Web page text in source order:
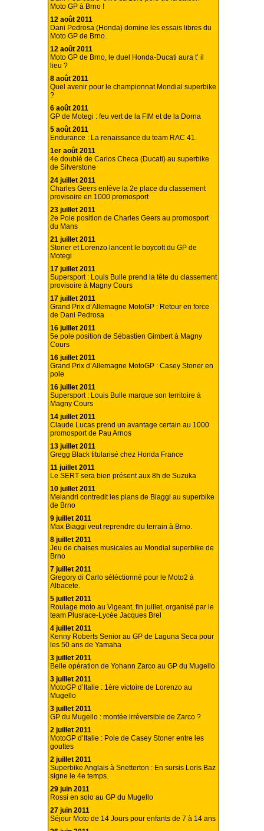
Moto GP à Brno !
12 août 2011
Dani Pedrosa (Honda) domine les essais libres du
Moto GP de Brno.
12 août 2011
Moto GP de Brno, le duel Honda-Ducati aura t’ il
lieu ?
8 août 2011
Quel avenir pour le championnat Mondial superbike
?
6 août 2011
GP de Motegi : feu vert de la FIM et de la Dorna
5 août 2011
Endurance : La renaissance du team RAC 41.
1er août 2011
4e doublé de Carlos Checa (Ducati) au superbike
de Silverstone
24 juillet 2011
Charles Geers enlève la 2e place du classement
provisoire en 1000 promosport
23 juillet 2011
2e Pole position de Charles Geers au promosport
du Mans
21 juillet 2011
Stoner et Lorenzo lancent le boycott du GP de
Motegi
17 juillet 2011
Supersport : Louis Bulle prend la tête du classement
provisoire à Magny Cours
17 juillet 2011
Grand Prix d’Allemagne MotoGP : Retour en force
de Dani Pedrosa
16 juillet 2011
5e pole position de Sébastien Gimbert à Magny
Cours
16 juillet 2011
Grand Prix d’Allemagne MotoGP : Casey Stoner en
pole
16 juillet 2011
Supersport : Louis Bulle marque son territoire à
Magny Cours
14 juillet 2011
Claude Lucas prend un avantage certain au 1000
promosport de Pau Arnos
13 juillet 2011
Gregg Black titularisé chez Honda France
11 juillet 2011
Le SERT sera bien présent aux 8h de Suzuka
10 juillet 2011
Melandri contredit les plans de Biaggi au superbike
de Brno
9 juillet 2011
Max Biaggi veut reprendre du terrain à Brno.
8 juillet 2011
Jeu de chaises musicales au Mondial superbike de
Brno
7 juillet 2011
Gregory di Carlo séléctionné pour le Moto2 à
Albacete.
5 juillet 2011
Roulage moto au Vigeant, fin juillet, organisé par le
team Plusrace-Lycée Jacques Brel
4 juillet 2011
Kenny Roberts Senior au GP de Laguna Seca pour
les 50 ans de Yamaha
3 juillet 2011
Belle opération de Yohann Zarco au GP du Mugello
3 juillet 2011
MotoGP d’Italie : 1ère victoire de Lorenzo au
Mugello
3 juillet 2011
GP du Mugello : montée irréversible de Zarco ?
2 juillet 2011
MotoGP d’Italie : Pole de Casey Stoner entre les
gouttes
2 juillet 2011
Superbike Anglais à Snetterton : En sursis Loris Baz
signe le 4e temps.
29 juin 2011
Rossi en solo au GP du Mugello
27 juin 2011
Séjour Moto de 14 Jours pour enfants de 7 à 14 ans